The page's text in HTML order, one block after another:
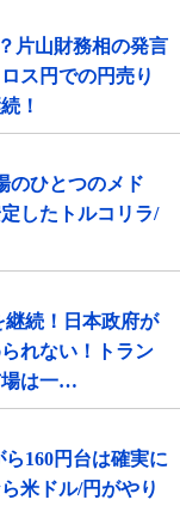
片山財務相の発言
ス円での円売り
！
のひとつのメド
したトルコリラ/
続！日本政府が
れない！トラン
場は一…
160円台は確実に
米ドル/円がやり